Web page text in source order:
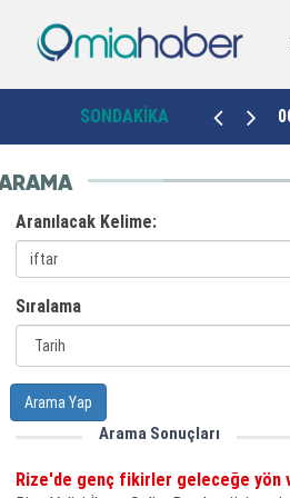
SONDAKİKA
sahipsiz hayvanlar için dördüncü
hizmete açıldı
Aranılacak Kelime:
Sıralama
Arama Yap
Arama Sonuçları
Rize'de genç fikirler geleceğe yön